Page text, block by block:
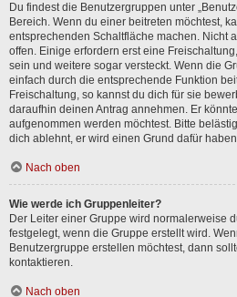
Du findest die Benutzergruppen unter
Bereich. Wenn du einer beitreten möchtest,
entsprechenden Schaltfläche machen. Nicht
offen. Einige erfordern erst eine
sein und weitere sogar versteckt. Wenn die
einfach durch die entsprechende Funktion
Freischaltung, so kannst du dich für sie
daraufhin deinen Antrag annehmen. Er
aufgenommen werden möchtest. Bitte
dich ablehnt, er wird einen Grund dafür
Nach oben
Wie werde ich Gruppenleiter?
Der Leiter einer Gruppe wird normalerweise
festgelegt, wenn die Gruppe erstellt wird.
Benutzergruppe erstellen möchtest, dann
kontaktieren.
Nach oben